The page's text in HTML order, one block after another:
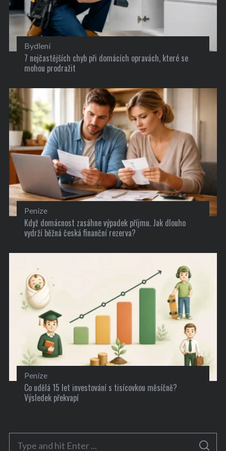
Bydlení
7 nejčastějších chyb při domácích opravách, které se
mohou prodražit
Peníze
Když domácnost zasáhne výpadek příjmu. Jak dlouho
vydrží běžná česká finanční rezerva?
Peníze
Co udělá 15 let investování s tisícovkou měsíčně?
Výsledek překvapí
S